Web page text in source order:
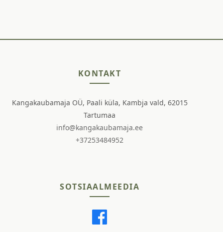
KONTAKT
Kangakaubamaja OÜ, Paali küla, Kambja vald, 62015
Tartumaa
info@kangakaubamaja.ee
+37253484952
SOTSIAALMEEDIA